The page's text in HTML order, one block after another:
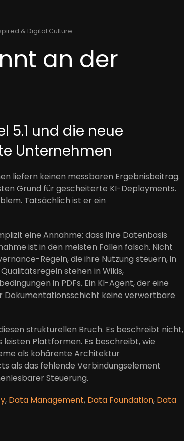
& Digital Culture.
an der
5.1 und die neue
Unternehmen
liefern keinen messbaren Ergebnisbeitrag.
Grund für gescheiterte KI-Deployments.
Tatsächlich ist er ein
eine Annahme: dass ihre Datenbasis
ist in den meisten Fällen falsch. Nicht
Regeln, die ihre Nutzung steuern, in
stehen in Wikis,
in PDFs. Ein KI-Agent, der eine
Dokumentationsschicht keine verwertbare
strukturellen Bruch. Es beschreibt nicht,
Plattformen. Es beschreibt, wie
als kohärente Architektur
als das fehlende Verbindungselement
Steuerung.
, Data Management, Data Foundation, Data